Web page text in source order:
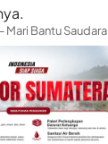
- Mari Bantu